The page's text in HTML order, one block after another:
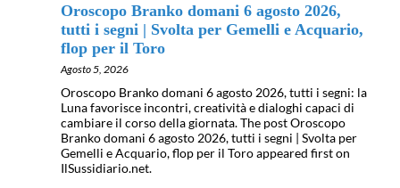
Oroscopo Branko domani 6 agosto 2026,
tutti i segni | Svolta per Gemelli e Acquario,
flop per il Toro
Agosto 5, 2026
Oroscopo Branko domani 6 agosto 2026, tutti i segni: la
Luna favorisce incontri, creatività e dialoghi capaci di
cambiare il corso della giornata. The post Oroscopo
Branko domani 6 agosto 2026, tutti i segni | Svolta per
Gemelli e Acquario, flop per il Toro appeared first on
IlSussidiario.net.